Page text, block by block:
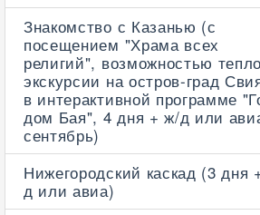
Знакомство с Казанью (с
посещением "Храма всех
религий", возможностью
экскурсии на остров-град
в интерактивной программе
дом Бая", 4 дня + ж/д или
сентябрь)
Нижегородский каскад (3 дня
д или авиа)